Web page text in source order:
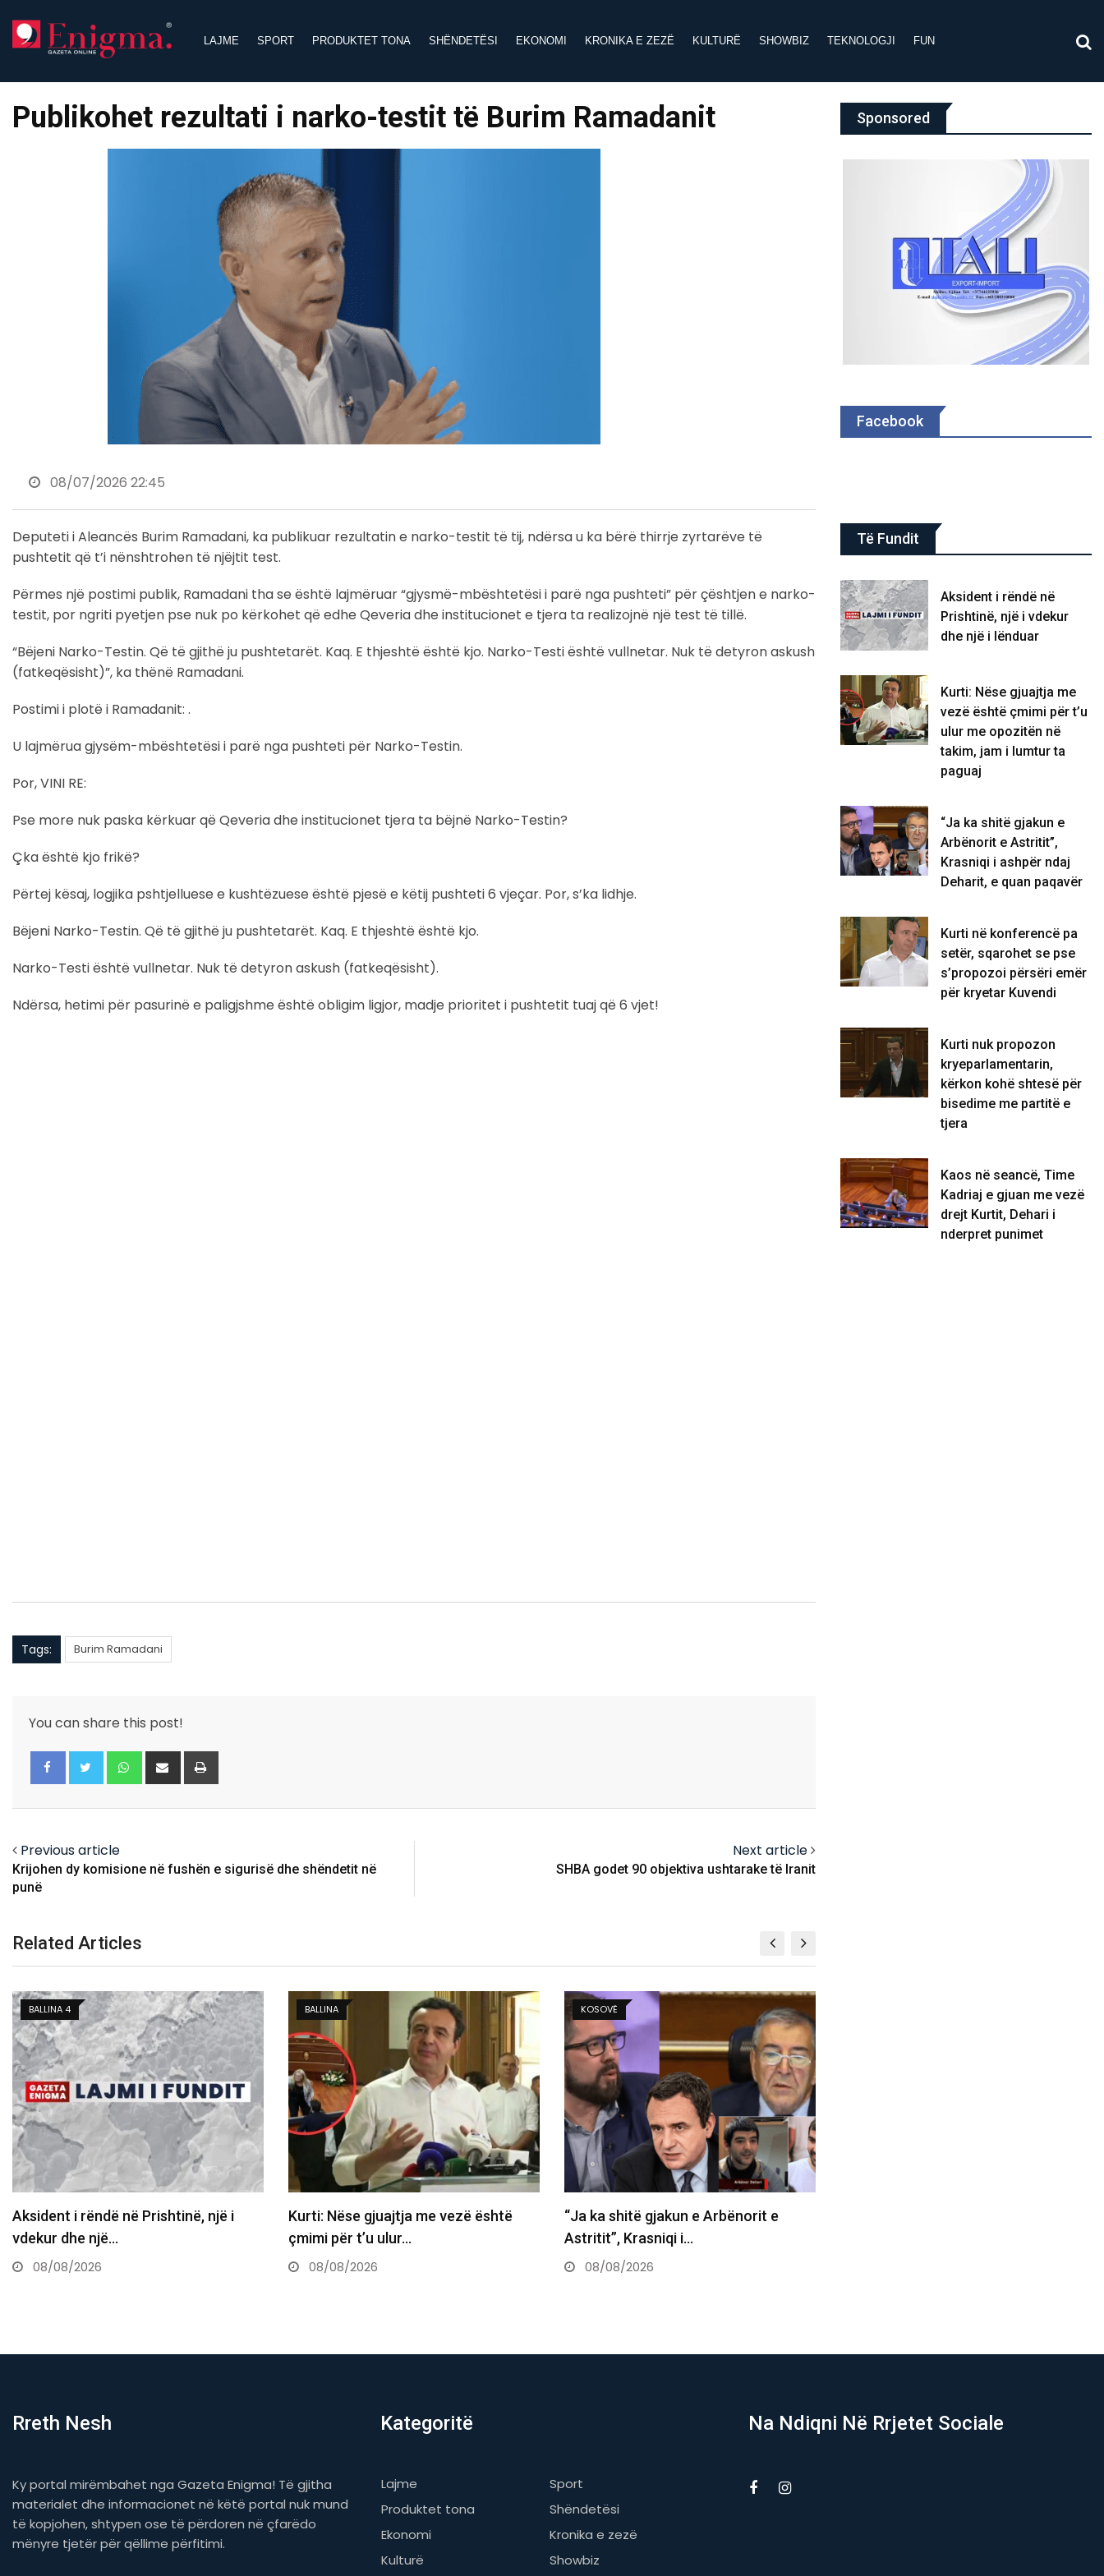
content
LAJME SPORT PRODUKTET TONA SHËNDETËSI EKONOMI KRONIKA E ZEZË KULTURË SHOWBIZ TEKNOLOGJI FUN
Publikohet rezultati i narko-testit të Burim Ramadanit
08/07/2026 22:45
Deputeti i Aleancës Burim Ramadani, ka publikuar rezultatin e narko-testit të tij, ndërsa u ka bërë thirrje zyrtarëve të
pushtetit që t’i nënshtrohen të njëjtit test.
Përmes një postimi publik, Ramadani tha se është lajmëruar “gjysmë-mbështetësi i parë nga pushteti” për çështjen e narko-
testit, por ngriti pyetjen pse nuk po kërkohet që edhe Qeveria dhe institucionet e tjera ta realizojnë një test të tillë.
“Bëjeni Narko-Testin. Që të gjithë ju pushtetarët. Kaq. E thjeshtë është kjo. Narko-Testi është vullnetar. Nuk të detyron askush
(fatkeqësisht)”, ka thënë Ramadani.
Postimi i plotë i Ramadanit: .
U lajmërua gjysëm-mbështetësi i parë nga pushteti për Narko-Testin.
Por, VINI RE:
Pse more nuk paska kërkuar që Qeveria dhe institucionet tjera ta bëjnë Narko-Testin?
Çka është kjo frikë?
Përtej kësaj, logjika pshtjelluese e kushtëzuese është pjesë e këtij pushteti 6 vjeçar. Por, s’ka lidhje.
Bëjeni Narko-Testin. Që të gjithë ju pushtetarët. Kaq. E thjeshtë është kjo.
Narko-Testi është vullnetar. Nuk të detyron askush (fatkeqësisht).
Ndërsa, hetimi për pasurinë e paligjshme është obligim ligjor, madje prioritet i pushtetit tuaj që 6 vjet!
Tags: Burim Ramadani
You can share this post!
Whatsapp
Share
via
Previous article
Krijohen dy komisione në fushën e sigurisë dhe shëndetit në
punë
Next article
SHBA godet 90 objektiva ushtarake të Iranit
Related Articles
BALLINA
Kurti: Nëse gjuajtja me vezë është
çmimi për t’u ulur…
08/08/2026
KOSOVË
“Ja ka shitë gjakun e Arbënorit e
Astritit”, Krasniqi i…
08/08/2026
BALLINA
Kurti në konferencë pa setër,
sqarohet se pse s’propozoi përsëri…
08/08/2026
Sponsored
Facebook
Të Fundit
Aksident i rëndë në
Prishtinë, një i vdekur
dhe një i lënduar
Kurti: Nëse gjuajtja me
vezë është çmimi për t’u
ulur me opozitën në
takim, jam i lumtur ta
paguaj
“Ja ka shitë gjakun e
Arbënorit e Astritit”,
Krasniqi i ashpër ndaj
Deharit, e quan paqavër
Kurti në konferencë pa
setër, sqarohet se pse
s’propozoi përsëri emër
për kryetar Kuvendi
Kurti nuk propozon
kryeparlamentarin,
kërkon kohë shtesë për
bisedime me partitë e
tjera
Kaos në seancë, Time
Kadriaj e gjuan me vezë
drejt Kurtit, Dehari i
nderpret punimet
Rreth Nesh
Ky portal mirëmbahet nga Gazeta Enigma! Të gjitha
materialet dhe informacionet në këtë portal nuk mund
të kopjohen, shtypen ose të përdoren në çfarëdo
mënyre tjetër për qëllime përfitimi.
Kategoritë
Lajme
Sport
Produktet tona
Shëndetësi
Ekonomi
Kronika e zezë
Kulturë
Showbiz
Na Ndiqni Në Rrjetet Sociale